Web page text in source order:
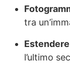
tra
Estendere
l’ultimo